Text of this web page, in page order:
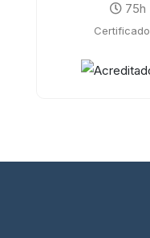
Introducción
75h